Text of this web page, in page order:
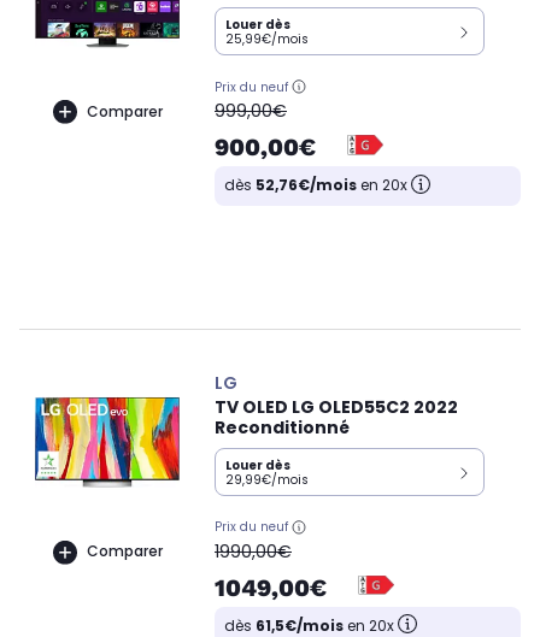
Comparer
Louer dès
25,99€/mois
Prix du neuf
oldPrice
999,00€
900,00€
dès 52,76€/moisen 20x
Comparer
LG
TV OLED LG OLED55C2 2022
Reconditionné
Louer dès
29,99€/mois
Prix du neuf
oldPrice
1990,00€
1049,00€
dès 61,5€/moisen 20x